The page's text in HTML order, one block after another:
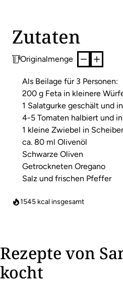
Zutaten
Originalmenge
Als Beilage für 3 Personen:
200 g Feta in kleinere
1 Salatgurke geschält und
4-5 Tomaten halbiert und
1 kleine Zwiebel in
ca. 80 ml Olivenöl
Schwarze Oliven
Getrockneten Oregano
Salz und frischen Pfeffer
1545 kcal insgesamt
Rezepte von
kocht